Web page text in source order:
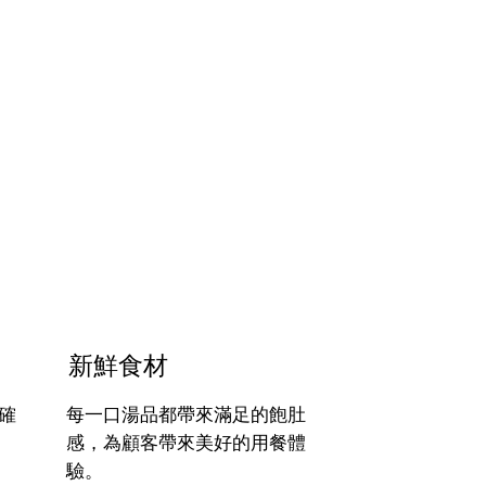
新鮮食材
每一口湯品都帶來滿足的飽肚
感，為顧客帶來美好的用餐體
驗。